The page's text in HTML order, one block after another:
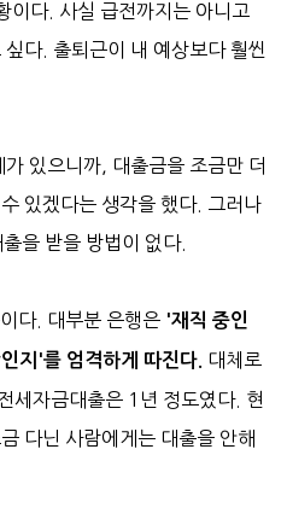
이다. 사실 급전까지는 아니고
다. 출퇴근이 내 예상보다 훨씬
있으니까, 대출금을 조금만 더
있겠다는 생각을 했다. 그러나
을 받을 방법이 없다.
다. 대부분 은행은 '재직 중인
지'를 엄격하게 따진다. 대체로
세자금대출은 1년 정도였다. 현
다닌 사람에게는 대출을 안해